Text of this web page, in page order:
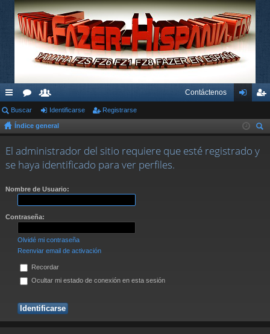
nl
ac
es
rá
s
or
os
su
ari
os
Contáctenos
nti
fic
ist
Buscar Identificarse Registrarse
Índice general
car
El administrador del sitio requiere que esté registrado y
se haya identificado para ver perfiles.
Nombre de Usuario:
Contraseña:
Olvidé mi contraseña
Reenviar email de activación
Recordar
Ocultar mi estado de conexión en esta sesión